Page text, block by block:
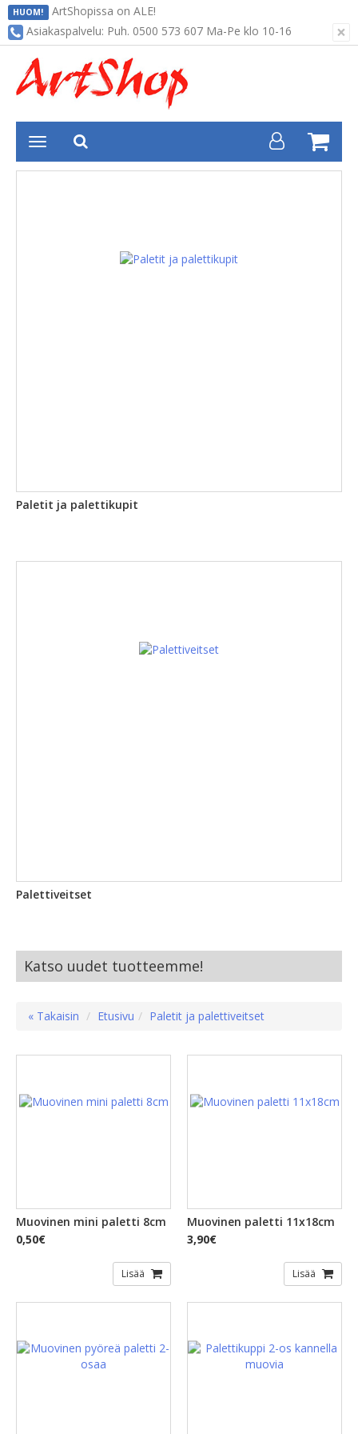
HUOM! ArtShopissa on ALE!
×
Asiakaspalvelu: Puh. 0500 573 607 Ma-Pe klo 10-16
Paletit ja palettikupit
Palettiveitset
Katso uudet tuotteemme!
« Takaisin Etusivu Paletit ja palettiveitset
Muovinen mini paletti 8cm
0,50€
Lisää
Muovinen paletti 11x18cm
3,90€
Lisää